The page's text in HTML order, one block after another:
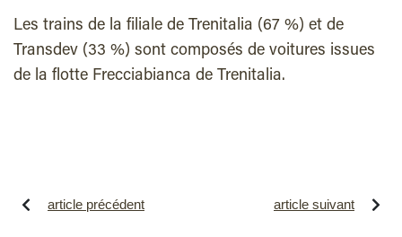
Les trains de la filiale de Trenitalia (67 %) et de
Transdev (33 %) sont composés de voitures issues
de la flotte Frecciabianca de Trenitalia.
article précédent article suivant